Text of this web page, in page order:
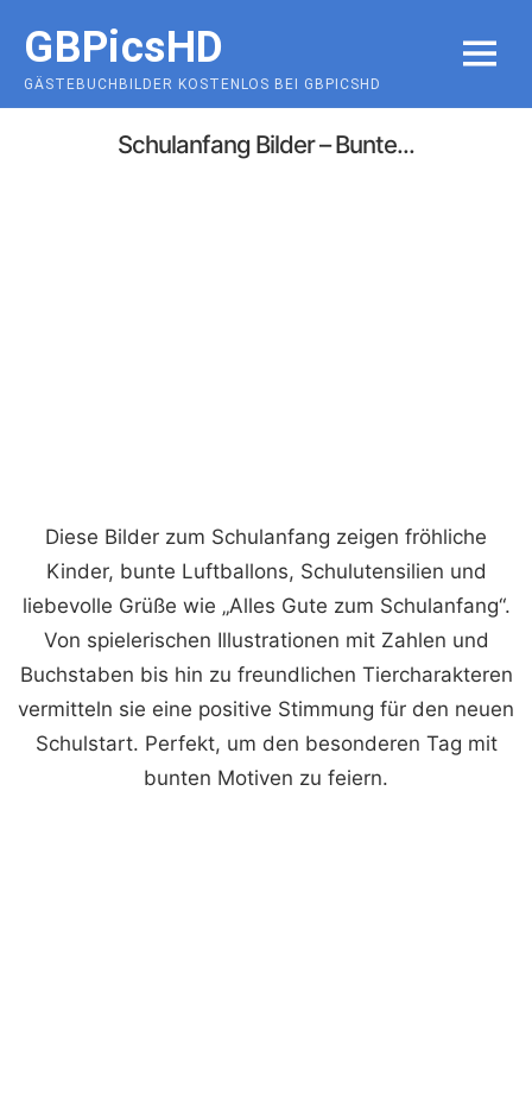
content
GBPicsHD
GÄSTEBUCHBILDER KOSTENLOS BEI GBPICSHD
MENU
Schulanfang Bilder – Bunte...
Diese Bilder zum Schulanfang zeigen fröhliche
Kinder, bunte Luftballons, Schulutensilien und
liebevolle Grüße wie „Alles Gute zum Schulanfang“.
Von spielerischen Illustrationen mit Zahlen und
Buchstaben bis hin zu freundlichen Tiercharakteren
vermitteln sie eine positive Stimmung für den neuen
Schulstart. Perfekt, um den besonderen Tag mit
bunten Motiven zu feiern.